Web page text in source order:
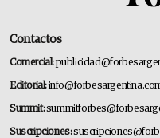
Contactos
Comercial:
Editorial:
Summit:
Suscripciones: